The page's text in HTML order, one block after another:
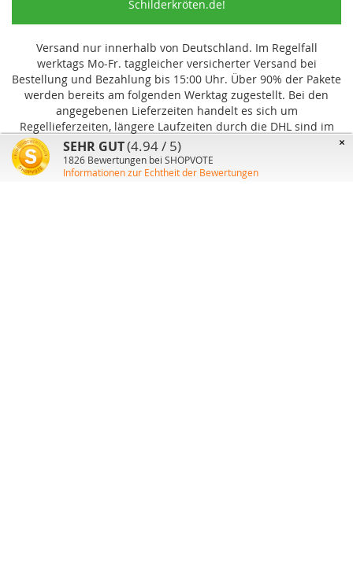
Schilderkröten.de!
Versand nur innerhalb von Deutschland. Im Regelfall
werktags Mo-Fr. taggleicher versicherter Versand bei
Bestellung und Bezahlung bis 15:00 Uhr. Über 90% der Pakete
werden bereits am folgenden Werktag zugestellt. Bei den
angegebenen Lieferzeiten handelt es sich um
Regellieferzeiten, längere Laufzeiten durch die DHL sind im
Einzelfall möglich und können von uns nicht beeinflusst
werden.
×
SEHR GUT(4.94 / 5)
1826 Bewertungen bei SHOPVOTE
Informationen zur Echtheit der Bewertungen